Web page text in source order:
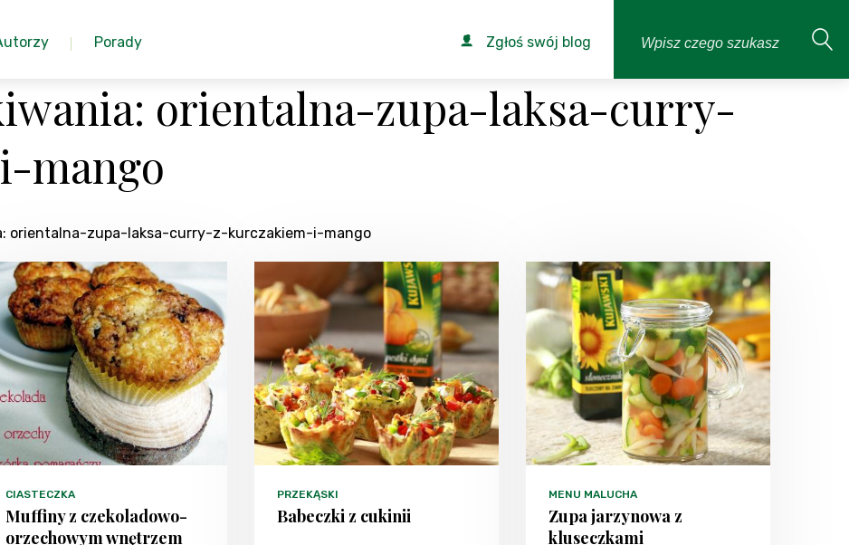
Porady Zgłoś swój blog
orientalna-zupa-laksa-curry-
mango
orientalna-zupa-laksa-curry-z-kurczakiem-i-mango
CIASTECZKA
Muffiny z czekoladowo-
orzechowym wnętrzem
PRZEKĄSKI
Babeczki z cukinii
MENU MALUCHA
Zupa jarzynowa z
kluseczkami